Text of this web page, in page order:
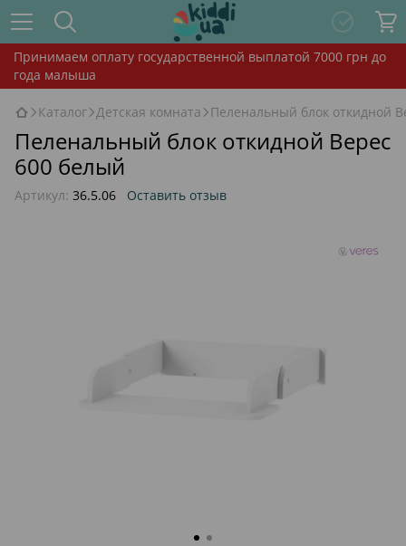
Принимаем оплату государственной выплатой 7000 грн до
года малыша
Каталог Детская комната Пеленальный блок откидной
Пеленальный блок откидной Верес
600 белый
Артикул: 36.5.06 Оставить отзыв